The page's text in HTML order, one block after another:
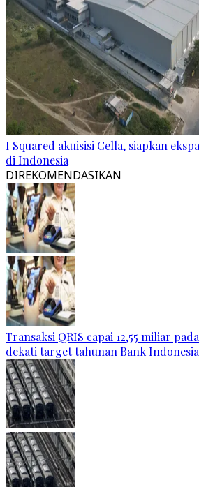
I Squared akuisisi Cella, siapkan
di Indonesia
DIREKOMENDASIKAN
Transaksi QRIS capai 12,55 miliar
dekati target tahunan Bank Indonesia